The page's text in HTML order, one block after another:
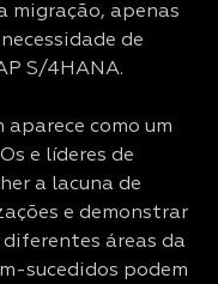
migração, apenas
de
S/4HANA.
como um
e líderes de
a lacuna de
e demonstrar
áreas da
sucedidos podem